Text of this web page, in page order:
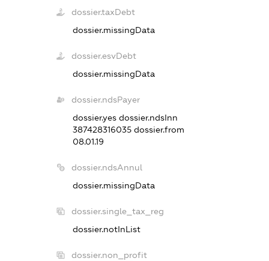
dossier.taxDebt
dossier.missingData
dossier.esvDebt
dossier.missingData
dossier.ndsPayer
dossier.yes dossier.ndsInn
387428316035 dossier.from
08.01.19
dossier.ndsAnnul
dossier.missingData
dossier.single_tax_reg
dossier.notInList
dossier.non_profit